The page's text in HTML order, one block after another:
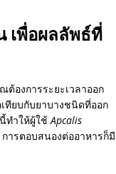
เพื่อผลลัพธ์ที่
องการระยะเวลาออก
ทียบกับยาบางชนิดที่ออก
ทำให้ผู้ใช้Apcalis
ารตอบสนองต่ออาหารก็มี